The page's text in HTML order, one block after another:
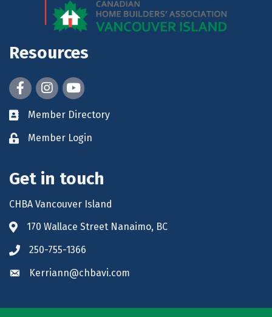
Resources
FacebookInstagram
youtube
Member Directory
Member Login
Get in touch
CHBA Vancouver Island
170 Wallace Street Nanaimo, BC
250-755-1366
Kerriann@chbavi.com